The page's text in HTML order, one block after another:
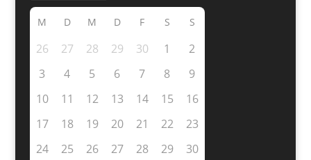
M D M D F S S
26 27 28 29 30 1
2
3
4 5 6 7 8
9
10
11 12 13 14 15
16
17
18 19 20 21 22
23
24
25 26 27 28 29
30